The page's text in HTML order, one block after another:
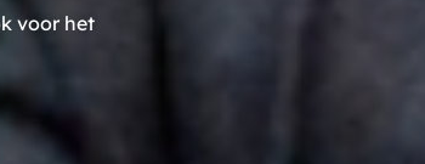
voor het